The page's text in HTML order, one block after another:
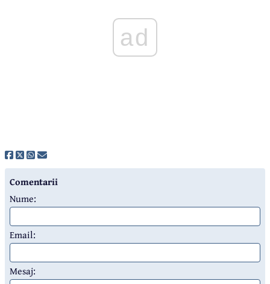
ad
Comentarii
Nume:
Email:
Mesaj: